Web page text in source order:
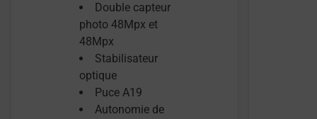
Double capteur
photo 48Mpx et
48Mpx
Stabilisateur
optique
Puce A19
Autonomie de